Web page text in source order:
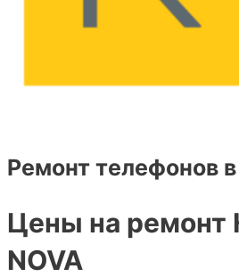
Ремонт телефонов
Цены на ремонт
NOVA